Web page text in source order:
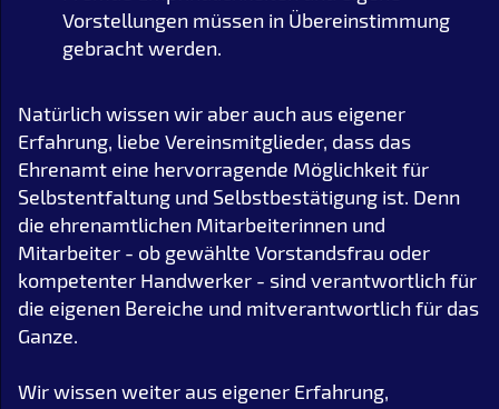
Vorstellungen müssen in Übereinstimmung
gebracht werden.
Natürlich wissen wir aber auch aus eigener
Erfahrung, liebe Vereinsmitglieder, dass das
Ehrenamt eine hervorragende Möglichkeit für
Selbstentfaltung und Selbstbestätigung ist. Denn
die ehrenamtlichen Mitarbeiterinnen und
Mitarbeiter - ob gewählte Vorstandsfrau oder
kompetenter Handwerker - sind verantwortlich für
die eigenen Bereiche und mitverantwortlich für das
Ganze.
Wir wissen weiter aus eigener Erfahrung,